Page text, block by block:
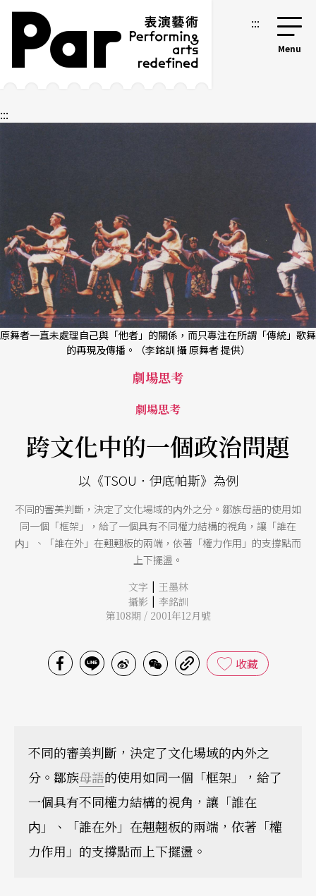
跳到主要內容區塊
網站導覽 :::
:::
原舞者一直未處理自己與「他者」的關係，而只專注在所謂「傳統」歌舞
的再現及傳播。（李銘訓 攝 原舞者 提供）
劇場思考
劇場思考
跨文化中的一個政治問題
以《TSOU．伊底帕斯》為例
不同的審美判斷，決定了文化場域的内外之分。鄒族母語的使用如
同一個「框架」，給了一個具有不同權力結構的視角，讓「誰在
内」、「誰在外」在翹翹板的兩端，依著「權力作用」的支撐點而
上下擺盪。
文字 | 王墨林
攝影 | 李銘訓
第108期 / 2001年12月號
收藏
不同的審美判斷，決定了文化場域的内外之
分。鄒族母語的使用如同一個「框架」，給了
一個具有不同權力結構的視角，讓「誰在
内」、「誰在外」在翹翹板的兩端，依著「權
力作用」的支撐點而上下擺盪。